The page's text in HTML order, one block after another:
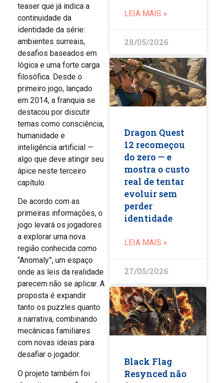
teaser que já indica a
continuidade da
identidade da série:
ambientes surreais,
desafios baseados em
lógica e uma forte carga
filosófica. Desde o
primeiro jogo, lançado
em 2014, a franquia se
destacou por discutir
temas como consciência,
humanidade e
inteligência artificial —
algo que deve atingir seu
ápice neste terceiro
capítulo.
De acordo com as
primeiras informações, o
jogo levará os jogadores
a explorar uma nova
região conhecida como
“Anomaly”, um espaço
onde as leis da realidade
parecem não se aplicar. A
proposta é expandir
tanto os puzzles quanto
a narrativa, combinando
mecânicas familiares
com novas ideias para
desafiar o jogador.
O projeto também foi
LEIA MAIS »
28/05/2026
Dragon Quest
12 recomeçou
do zero — e
mostra o custo
real de tentar
evoluir sem
perder
identidade
LEIA MAIS »
27/05/2026
Black Flag
Resynced não